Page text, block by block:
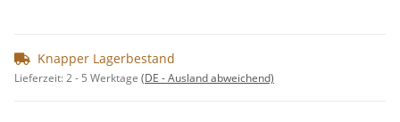
Knapper Lagerbestand
Lieferzeit:2 - 5 Werktage (DE - Ausland abweichend)